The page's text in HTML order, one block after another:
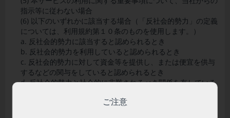
指示等に従わない場合
(6) 以下のいずれかに該当する場合（「反社会的勢力」の定義
については、利用規約第１０条のものを使用します。）
a. 反社会的勢力に該当すると認められるとき
b. 反社会的勢力を利用していると認められるとき
c. 反社会的勢力に対して資金等を提供し、または便宜を供与
するなどの関与をしていると認められるとき
d. 反社会的勢力と社会的に非難されるべき関係を有している
e. 自らまたは第三者を利用して暴力的な要求行為、法的な責
ご注意